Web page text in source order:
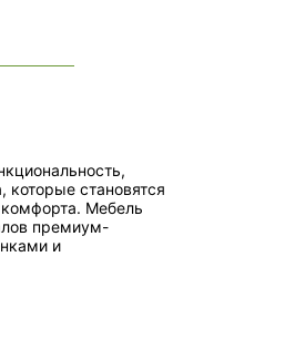
становятся
Мебель
премиум-
и